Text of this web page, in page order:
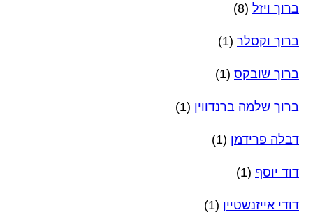
ברוך ויזל (8)
ברוך וקסלר (1)
ברוך שובקס (1)
ברוך שלמה ברנדווין (1)
דבלה פרידמן (1)
דוד יוסף (1)
דודי אייזנשטיין (1)